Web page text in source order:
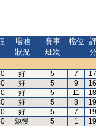
場地
狀況
賽事
班次
檔位
好 5 7
17
好 5 9
16
好 5 11
18
好 5 8
19
好 5 7
19
濕慢 5 1
19